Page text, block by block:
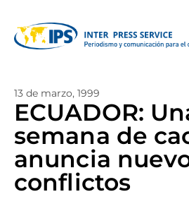
13 de marzo, 1999
ECUADOR:
semana de
anuncia
conflictos